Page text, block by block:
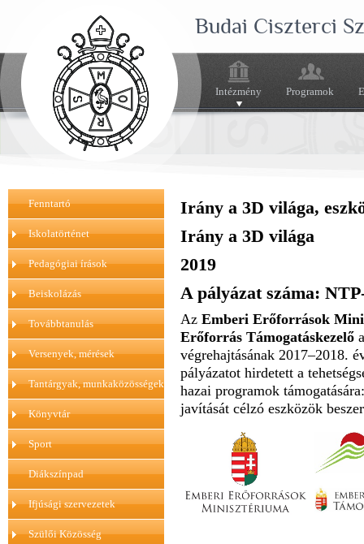
Budai Ciszterci
Intézmény Programok
Fenntartó
Iskolatörténet
Pedagógiai írások
Beiskolázás
Továbbtanulás
Versenyek, mérések
Tantárgyak, munkaközösségek
Könyvtár
Sport
Diákszínpad
Ifjúsági szervezetek
Szülői Közösség
Irány a 3D világa,
Irány a 3D világa
2019
A pályázat száma:
Az Emberi Erőforrások
Erőforrás Támogatáskezelő
végrehajtásának 2017–2018.
pályázatot hirdetett a
hazai programok
javítását célzó eszközök